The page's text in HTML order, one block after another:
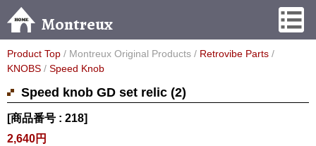
Montreux
Product Top / Montreux Original Products / Retrovibe Parts /
KNOBS / Speed Knob
Speed knob GD set relic (2)
[商品番号 : 218]
2,640円